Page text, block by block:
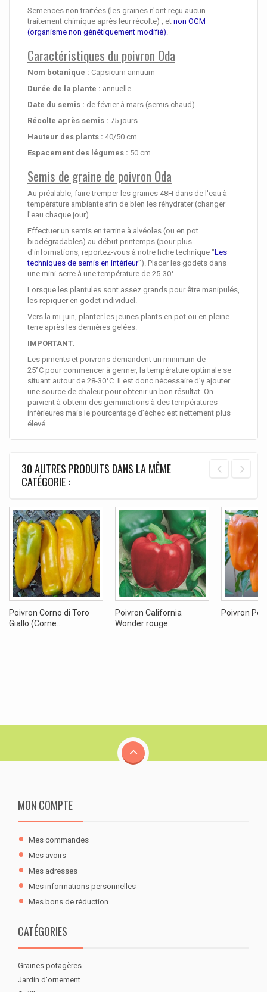
Semences non traitées (les graines n'ont reçu aucun
traitement chimique après leur récolte) , et non OGM
(organisme non génétiquement modifié)
Caractéristiques du poivron Oda
Nom botanique : Capsicum annuum
Durée de la plante : annuelle
Date du semis : de février à mars (semis chaud)
Récolte après semis : 75 jours
Hauteur des plants : 40/50 cm
Espacement des légumes : 50 cm
Semis de graine de poivron Oda
Au préalable, faire tremper les graines 48H dans de l'eau à
température ambiante afin de bien les réhydrater (changer
l'eau chaque jour).
Effectuer un semis en terrine à alvéoles (ou en pot
biodégradables) au début printemps (pour plus
d'informations, reportez-vous à notre fiche technique "Les
techniques de semis en intérieur"). Placer les godets dans
une mini-serre à une température de 25-30°.
Lorsque les plantules sont assez grands pour être manipulés,
les repiquer en godet individuel.
Vers la mi-juin, planter les jeunes plants en pot ou en pleine
terre après les dernières gelées.
IMPORTANT:
Les piments et poivrons demandent un minimum de
25°C pour commencer à germer, la température optimale se
situant autour de 28-30°C. Il est donc nécessaire d’y ajouter
une source de chaleur pour obtenir un bon résultat. On
parvient à obtenir des germinations à des températures
inférieures mais le pourcentage d’échec est nettement plus
élevé.
30 AUTRES PRODUITS DANS LA MÊME
CATÉGORIE :
Poivron Corno di Toro
Giallo (Corne...
Poivron California
Wonder rouge
Poivron
MON COMPTE
Mes commandes
Mes avoirs
Mes adresses
Mes informations personnelles
Mes bons de réduction
CATÉGORIES
Graines potagères
Jardin d'ornement